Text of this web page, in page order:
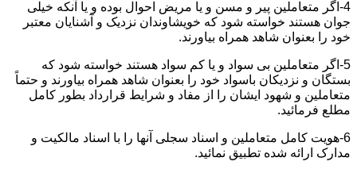
4-اگر متعاملین پیر و مسن و یا مریض احوال بوده و یا آنکه خیلی
جوان هستند خواسته شود که خویشاوندان نزدیک و آشنایان معتبر
خود را بعنوان شاهد همراه بیاورند.
5-اگر متعاملین بی سواد و یا کم سواد هستند خواسته شود که
بستگان و نزدیکان باسواد خود را بعنوان شاهد همراه بیاورند و حتماً
متعاملین و شهود ایشان را از مفاد و شرایط قرارداد بطور کامل
مطلع فرمائید.
6-هویت کامل متعاملین و اسناد سجلی آنها را با اسناد مالکیت و
مدارک ارائه شده تطبیق نمائید.